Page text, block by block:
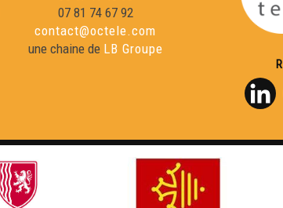
07 81 74 67 92
contact@octele.com
une chaine de LB Groupe